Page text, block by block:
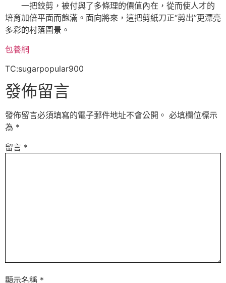
一把鉸剪，被付與了多條理的價值內在，從而使人才的
培育加倍平面而飽滿。面向將來，這把剪紙刀正“剪出”更漂亮
多彩的村落圖景。
包養網
TC:sugarpopular900
發佈留言
發佈留言必須填寫的電子郵件地址不會公開。 必填欄位標示
為 *
留言 *
顯示名稱 *